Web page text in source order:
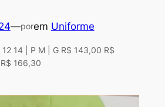
—porem Uniforme
14 | P M | G R$ 143,00 R$
166,30